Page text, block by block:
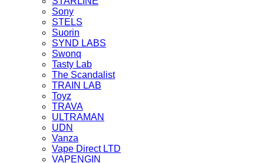
Sony
STELS
Suorin
SYND LABS
Swonq
Tasty Lab
The Scandalist
TRAIN LAB
Toyz
TRAVA
ULTRAMAN
UDN
Vanza
Vape Direct LTD
VAPENGIN